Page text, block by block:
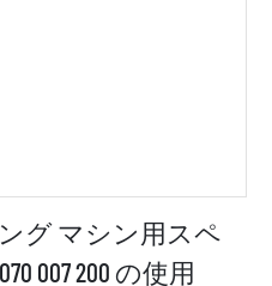
ング マシン用スペ
007 200 の使用